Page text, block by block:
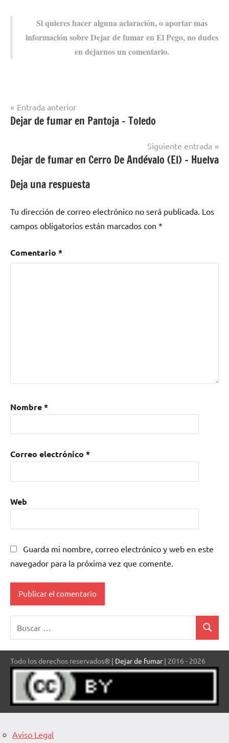
Si quieres hacer alguna aclaración, ο aportar mа́s
información sobre Dejar dе fumar en El Pego, no dudes
en dejarnos un comentario.
Dejar de
de Zamora
Navegación
de
Entrada anterior
Dejar de fumar en Pantoja – Toledo
Siguiente entrada
Dejar de fumar en Cerro De Andévalo (El) – Huelva
Deja una respuesta
Tu dirección de correo electrónico no será publicada. Los
campos obligatorios están marcados con *
Comentario *
Nombre*
Correo electrónico *
Web
Guarda mi nombre, correo electrónico y web en este
navegador para la próxima vez que comente.
Buscar
Todo los derechos reservados® | Dejar de fumar| 2016 - 2026
Aviso Legal